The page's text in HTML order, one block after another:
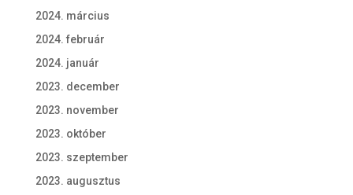
2024. március
2024. február
2024. január
2023. december
2023. november
2023. október
2023. szeptember
2023. augusztus